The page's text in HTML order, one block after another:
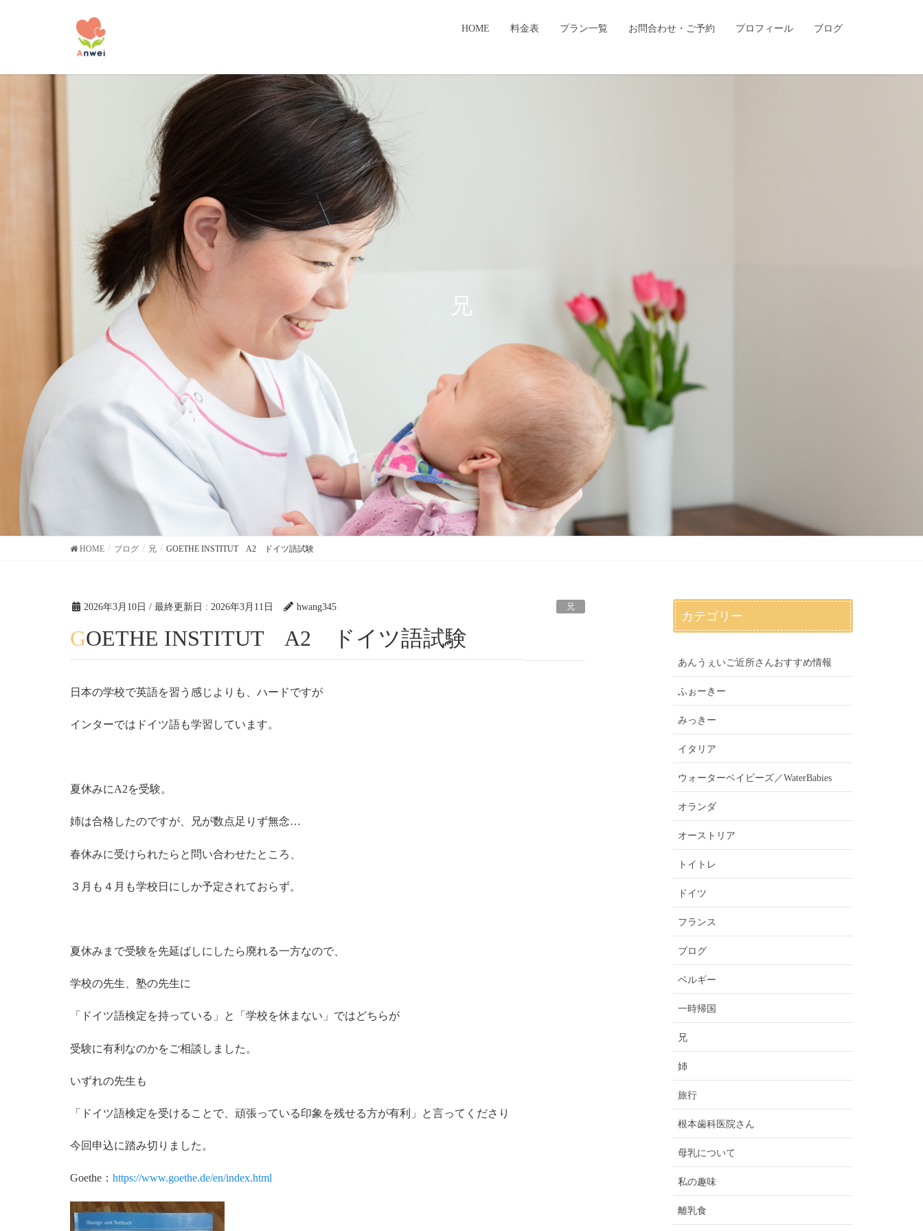
HOME 料金表 プラン一覧 お問合わせ・ご予約 プロフィール ブログ
兄
HOME ブログ 兄 GOETHE INSTITUT A2 ドイツ語試験
2026年3月10日 / 最終更新日 : 2026年3月11日 hwang345 兄
GOETHE INSTITUT A2 ドイツ語試験
日本の学校で英語を習う感じよりも、ハードですが
インターではドイツ語も学習しています。
夏休みにA2を受験。
姉は合格したのですが、兄が数点足りず無念…
春休みに受けられたらと問い合わせたところ、
３月も４月も学校日にしか予定されておらず。
夏休みまで受験を先延ばしにしたら廃れる一方なので、
学校の先生、塾の先生に
「ドイツ語検定を持っている」と「学校を休まない」ではどちらが
受験に有利なのかをご相談しました。
いずれの先生も
「ドイツ語検定を受けることで、頑張っている印象を残せる方が有利」と言ってくださり
今回申込に踏み切りました。
Goethe： https://www.goethe.de/en/index.html
カテゴリー
あんうぇいご近所さんおすすめ情報
ふぉーきー
みっきー
イタリア
ウォーターベイビーズ／WaterBabies
オランダ
オーストリア
トイトレ
ドイツ
フランス
ブログ
ベルギー
一時帰国
兄
姉
旅行
根本歯科医院さん
母乳について
私の趣味
離乳食